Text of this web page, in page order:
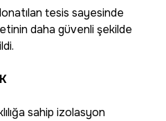
tesis sayesinde
daha güvenli şekilde
sahip izolasyon